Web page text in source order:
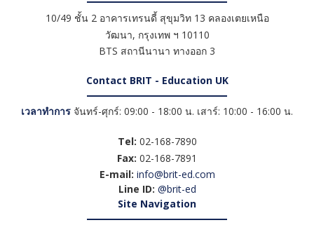
10/49 ชั้น 2 อาคารเทรนดี้ สุขุมวิท 13 คลองเตยเหนือ
วัฒนา, กรุงเทพ ฯ 10110
BTS สถานีนานา ทางออก 3
Contact BRIT - Education UK
เวลาทำการ จันทร์-ศุกร์: 09:00 - 18:00 น. เสาร์: 10:00 - 16:00 น.
Tel: 02-168-7890
Fax: 02-168-7891
E-mail: info@brit-ed.com
Line ID: @brit-ed
Site Navigation